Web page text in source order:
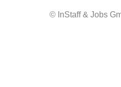
© InStaff & Jobs